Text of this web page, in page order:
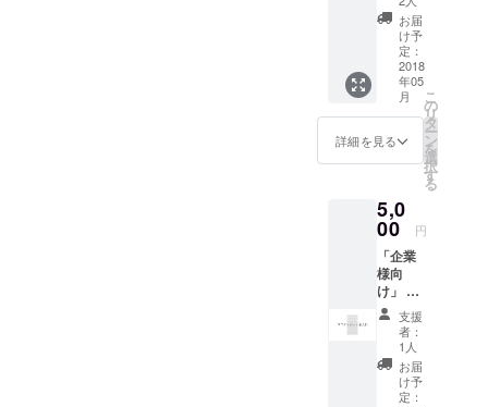
ありが
たいで
す。
きま
す。＞
ム「リ
クノコ
トウ」
(全7曲
予定)
◯「君
という
雨MV」
原画1枚
レジッ
ト名入
れ＜小
＞
お届
け予
定：
2018
年05
月
詳細を見る
こ
の
リ
タ
ー
ン
を
選
択
す
る
5,0
00 円
「企業
様向
け」 ロ
ゴクレ
ジット
＜特大
＞ リ
ターン
は要ら
支援
者：
1人
お届
け予
定：